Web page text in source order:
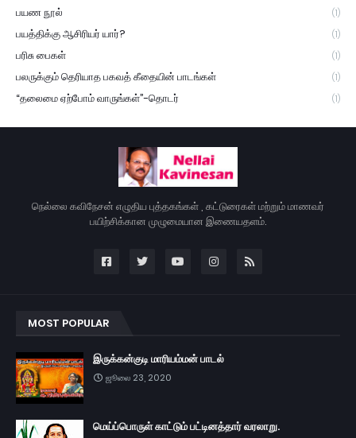
பயண நூல் (1)
பயத்திக்கு ஆசிரியர் யார்? (1)
பரிசு பைகள் (1)
பலருக்கும் தெரியாத பகவத் கீதையின் பாடங்கள் (1)
“தலைமை ஏற்போம் வாருங்கள்”-தொடர் (1)
நெல்லை கவிநேசன் எழுதிய புத்தகங்கள் , கட்டுரைகள் மற்றும் மாணவர்
பயிற்சிக்கான முழுமையான இணையதளம்.
MOST POPULAR
இருக்கன்குடி மாரியம்மன் பாடல்
ஜூலை 23, 2020
மெய்ப்பொருள் காட்டும் பட்டினத்தார் வரலாறு.